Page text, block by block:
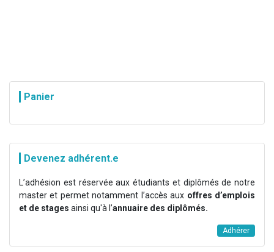
Panier
Devenez adhérent.e
L’adhésion est réservée aux étudiants et diplômés de notre
master et permet notamment l’accès aux offres d’emplois
et de stages ainsi qu'à l’annuaire des diplômés.
Adhérer